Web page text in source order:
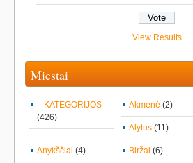
View Results
Miestai
– KATEGORIJOS
(426)
Akmenė (2)
Alytus (11)
Anykščiai (4) Biržai (6)